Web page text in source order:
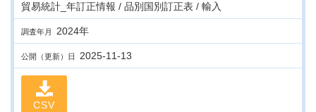
貿易統計_年訂正情報 / 品別国別訂正表 / 輸入
調査年月 2024年
公開（更新）日 2025-11-13
CSV